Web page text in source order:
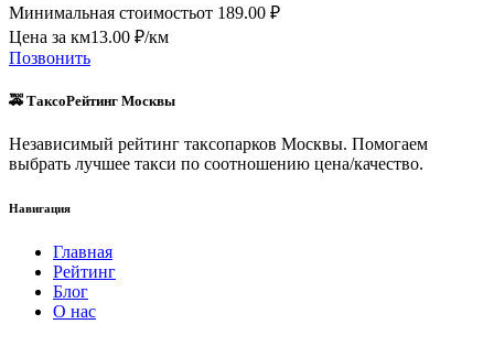
Минимальная стоимостьот 189.00 ₽
Цена за км13.00 ₽/км
Позвонить
🚕 ТаксоРейтинг Москвы
Независимый рейтинг таксопарков Москвы. Помогаем
выбрать лучшее такси по соотношению цена/качество.
Навигация
Главная
Рейтинг
Блог
О нас